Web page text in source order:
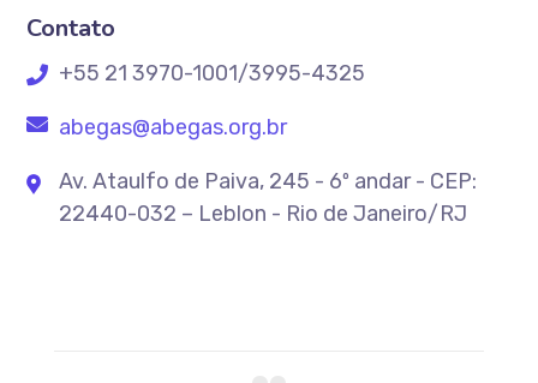
Contato
+55 21 3970-1001/3995-4325
abegas@abegas.org.br
Av. Ataulfo de Paiva, 245 - 6º andar - CEP:
22440-032 – Leblon - Rio de Janeiro/RJ